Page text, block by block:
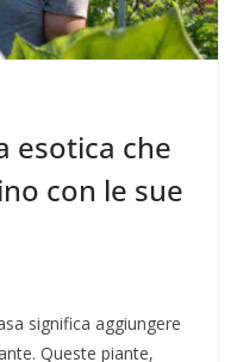
esotica che
con le sue
significa aggiungere
Queste piante,